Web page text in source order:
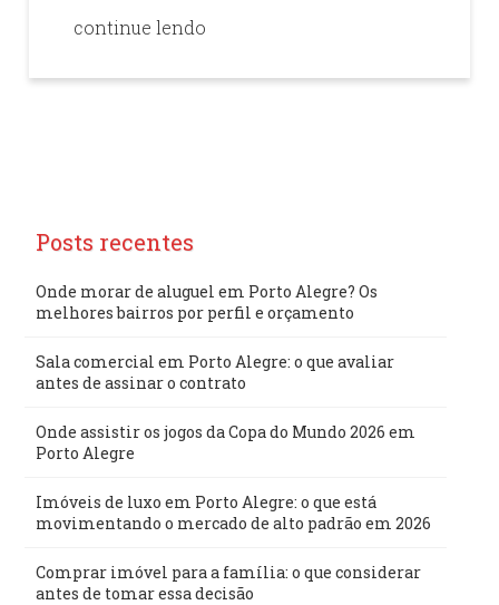
continue lendo
Posts recentes
Onde morar de aluguel em Porto Alegre? Os
melhores bairros por perfil e orçamento
Sala comercial em Porto Alegre: o que avaliar
antes de assinar o contrato
Onde assistir os jogos da Copa do Mundo 2026 em
Porto Alegre
Imóveis de luxo em Porto Alegre: o que está
movimentando o mercado de alto padrão em 2026
Comprar imóvel para a família: o que considerar
antes de tomar essa decisão